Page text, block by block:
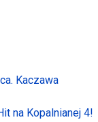
Kaczawa
na Kopalnianej 4!